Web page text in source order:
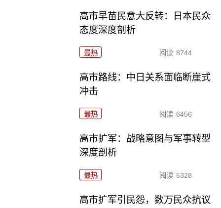
高市早苗民意大反转：日本民众
态度深度剖析
最热 阅读 8744
高市路线：中日关系面临断崖式
冲击
最热 阅读 6456
高市扩军：战略意图与军事转型
深度剖析
最热 阅读 5328
高市扩军引民怨，数万民众抗议